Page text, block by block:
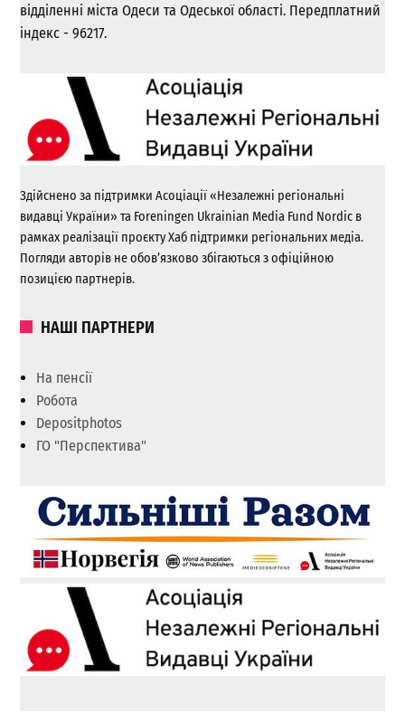
відділенні міста Одеси та Одеської області. Передплатний
індекс - 96217.
Здійснено за підтримки Асоціації «Незалежні регіональні
видавці України» та Foreningen Ukrainian Media Fund Nordic в
рамках реалізації проєкту Хаб підтримки регіональних медіа.
Погляди авторів не обов’язково збігаються з офіційною
позицією партнерів.
НАШІ ПАРТНЕРИ
На пенсії
Робота
Depositphotos
ГО "Перспектива"